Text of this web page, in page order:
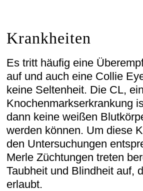
Krankheiten
Es tritt häufig eine
auf und auch eine Collie
keine Seltenheit. Die CL,
Knochenmarkserkrankung
dann keine weißen
werden können. Um diese
den Untersuchungen
Merle Züchtungen treten
Taubheit und Blindheit auf,
erlaubt.